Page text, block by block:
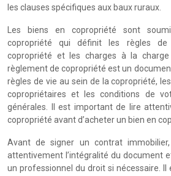
les clauses spécifiques aux baux ruraux.
Les biens en copropriété sont
copropriété qui définit les règles
copropriété et les charges à la charge
règlement de copropriété est un
règles de vie au sein de la copropriété,
copropriétaires et les conditions de
générales. Il est important de lire
copropriété avant d’acheter un bien en
Avant de signer un contrat
attentivement l’intégralité du document
un professionnel du droit si nécessaire.